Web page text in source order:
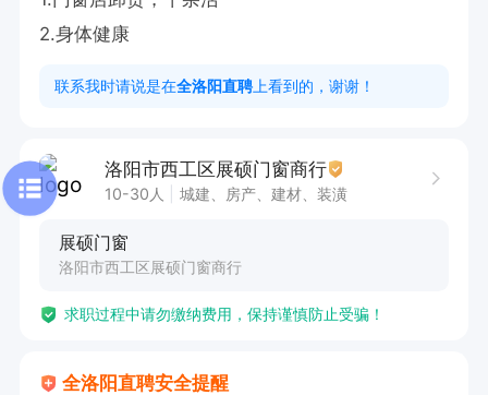
2.身体健康
联系我时请说是在全洛阳直聘 上看到的，谢谢！
洛阳市西工区展硕门窗商行
10-30人 城建、房产、建材、装潢
展硕门窗
洛阳市西工区展硕门窗商行
求职过程中请勿缴纳费用，保持谨慎防止受骗！
全洛阳直聘安全提醒